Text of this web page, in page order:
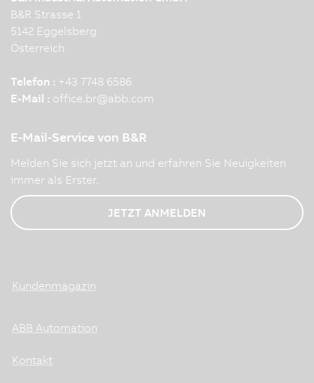
B&R Strasse 1
5142 Eggelsberg
Österreich
Telefon : +43 7748 6586
E-Mail : office.br@abb.com
E-Mail-Service von B&R
Melden Sie sich jetzt an und erfahren Sie Neuigkeiten
immer als Erster.
JETZT ANMELDEN
Kundenmagazin
ABB Automation
Kontakt